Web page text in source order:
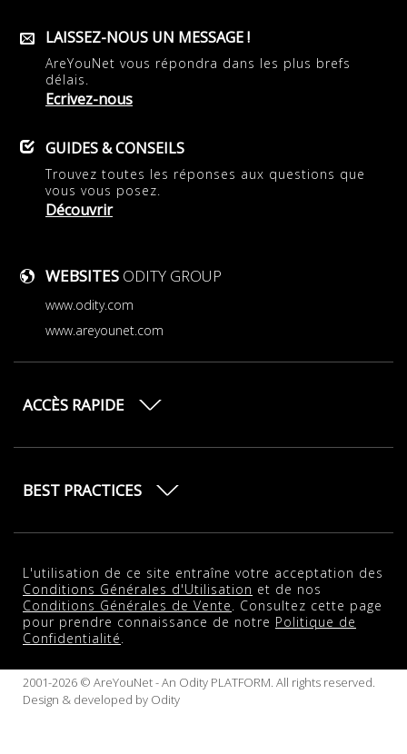
LAISSEZ-NOUS UN MESSAGE !
AreYouNet vous répondra dans les plus brefs
délais.
Ecrivez-nous
GUIDES & CONSEILS
Trouvez toutes les réponses aux questions que
vous vous posez.
Découvrir
WEBSITES ODITY GROUP
www.odity.com
www.areyounet.com
ACCÈS RAPIDE
BEST PRACTICES
L'utilisation de ce site entraîne votre acceptation des
Conditions Générales d'Utilisation et de nos
Conditions Générales de Vente
. Consultez cette page
pour prendre connaissance de notre Politique de
Confidentialité
2001-2026 © AreYouNet - An Odity PLATFORM. All rights reserved.
Design & developed by Odity